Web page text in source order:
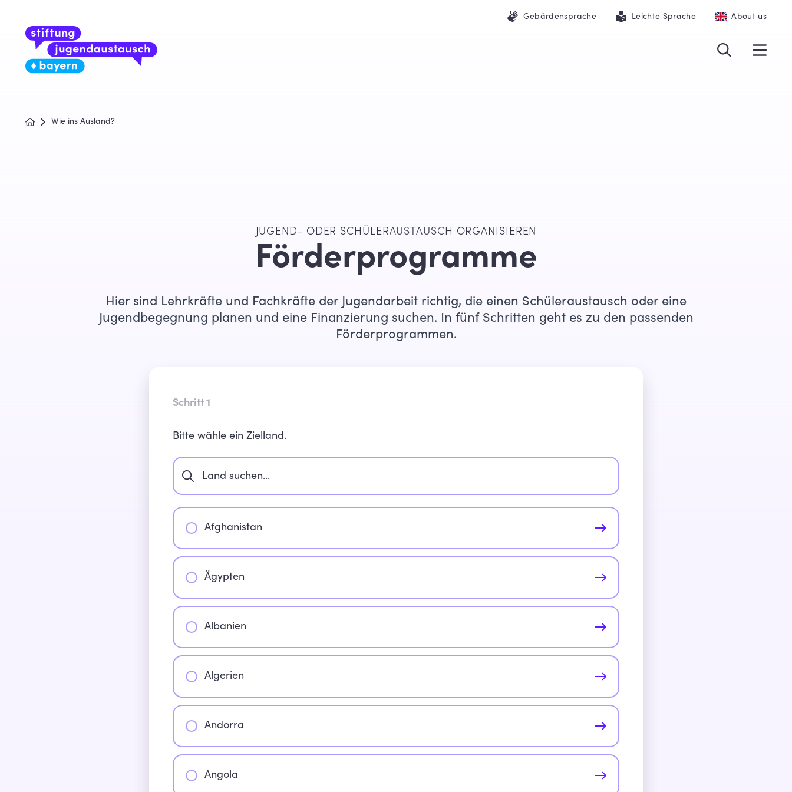
Gebärdensprache Leichte Sprache About us
Wie ins Ausland?
JUGEND- ODER SCHÜLERAUSTAUSCH ORGANISIEREN
Förderprogramme
Hier sind Lehrkräfte und Fachkräfte der Jugendarbeit richtig, die einen Schüleraustausch oder eine
Jugendbegegnung planen und eine Finanzierung suchen. In fünf Schritten geht es zu den passenden
Förderprogrammen.
Schritt 1
Bitte wähle ein Zielland.
Afghanistan
Ägypten
Albanien
Algerien
Andorra
Angola